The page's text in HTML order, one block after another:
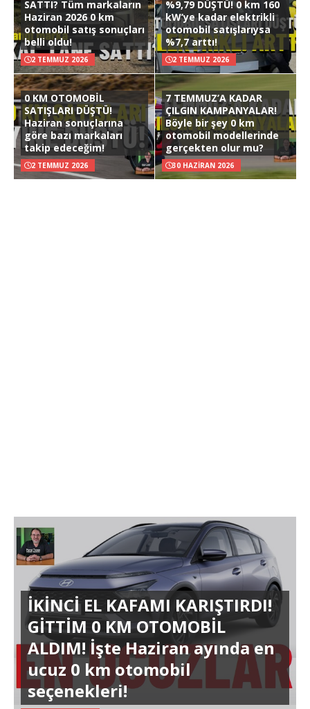
SATTI? Tüm markaların
Haziran 2026 0 km
otomobil satış sonuçları
belli oldu!
2 TEMMUZ 2026
%9,79 DÜŞTÜ! 0 km 160
kW’ye kadar elektrikli
otomobil satışlarıysa
%7,7 arttı!
2 TEMMUZ 2026
0 KM OTOMOBİL
SATIŞLARI DÜŞTÜ!
Haziran sonuçlarına
göre bazı markaları
takip edeceğim!
2 TEMMUZ 2026
7 TEMMUZ’A KADAR
ÇILGIN KAMPANYALAR!
Böyle bir şey 0 km
otomobil modellerinde
gerçekten olur mu?
30 HAZIRAN 2026
İKİNCİ EL KAFAMI KARIŞTIRDI!
GİTTİM 0 KM OTOMOBİL
ALDIM! İşte Haziran ayında en
ucuz 0 km otomobil
seçenekleri!